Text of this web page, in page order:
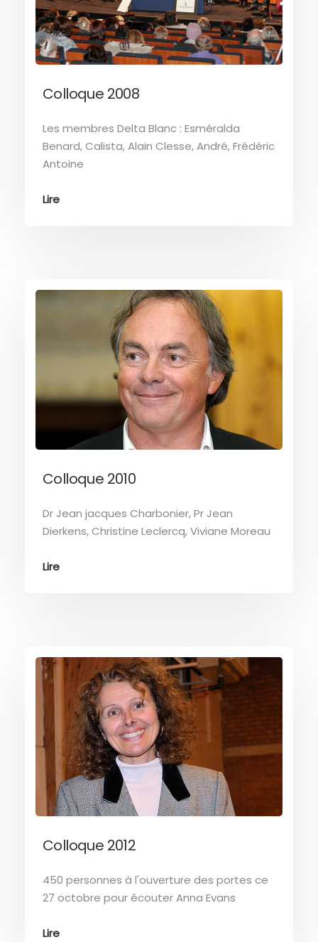
Colloque 2008
Les membres Delta Blanc : Esméralda
Benard, Calista, Alain Clesse, André, Frédéric
Antoine
Lire
Colloque 2010
Dr Jean jacques Charbonier, Pr Jean
Dierkens, Christine Leclercq, Viviane Moreau
Lire
Colloque 2012
450 personnes à l'ouverture des portes ce
27 octobre pour écouter Anna Evans
Lire